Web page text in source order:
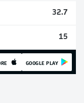
32.7
15
GOOGLE PLAY